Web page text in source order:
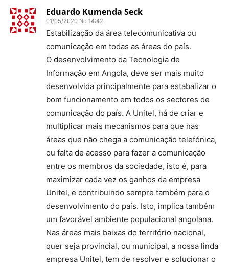
Eduardo Kumenda Seck
01/05/2020 No 14:42
Estabilização da área telecomunicativa ou
comunicação em todas as áreas do país.
O desenvolvimento da Tecnologia de
Informação em Angola, deve ser mais muito
desenvolvida principalmente para estabalizar o
bom funcionamento em todos os sectores de
comunicação do país. A Unitel, há de criar e
multiplicar mais mecanismos para que nas
áreas que não chega a comunicação telefónica,
ou falta de acesso para fazer a comunicação
entre os membros da sociedade, isto é, para
maximizar cada vez os ganhos da empresa
Unitel, e contribuindo sempre também para o
desenvolvimento do país. Isto, implica também
um favorável ambiente populacional angolana.
Nas áreas mais baixas do território nacional,
quer seja provincial, ou municipal, a nossa linda
empresa Unitel, tem de resolver e solucionar o